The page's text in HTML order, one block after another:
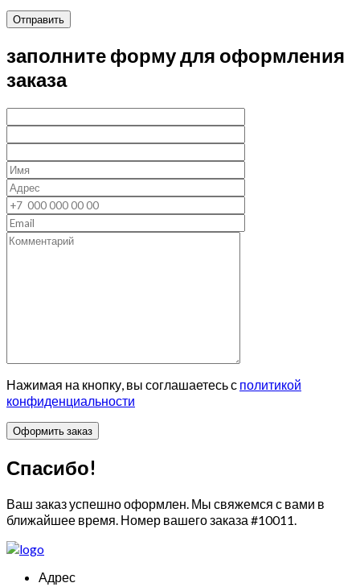
Отправить
заполните форму для оформления
заказа
Нажимая на кнопку, вы соглашаетесь с политикой
конфиденциальности
Спасибо!
Ваш заказ успешно оформлен. Мы свяжемся с вами в
ближайшее время. Номер вашего заказа #10011.
Адрес